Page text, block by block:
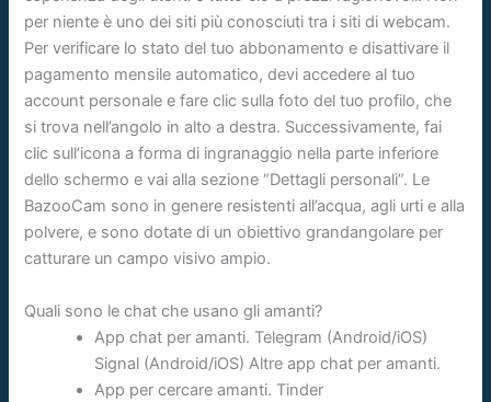
per niente è uno dei siti più conosciuti tra i siti di webcam.
Per verificare lo stato del tuo abbonamento e disattivare il
pagamento mensile automatico, devi accedere al tuo
account personale e fare clic sulla foto del tuo profilo, che
si trova nell’angolo in alto a destra. Successivamente, fai
clic sull’icona a forma di ingranaggio nella parte inferiore
dello schermo e vai alla sezione “Dettagli personali”. Le
BazooCam sono in genere resistenti all’acqua, agli urti e alla
polvere, e sono dotate di un obiettivo grandangolare per
catturare un campo visivo ampio.
Quali sono le chat che usano gli amanti?
App chat per amanti. Telegram (Android/iOS)
Signal (Android/iOS) Altre app chat per amanti.
App per cercare amanti. Tinder